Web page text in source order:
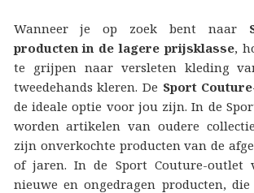
Wanneer je op zoek bent naar
producten in de lagere prijsklasse,
te grijpen naar versleten kleding
tweedehands kleren. De Sport
de ideale optie voor jou zijn. In de
worden artikelen van oudere
zijn onverkochte producten van de
of jaren. In de Sport Couture-outlet
nieuwe en ongedragen producten,